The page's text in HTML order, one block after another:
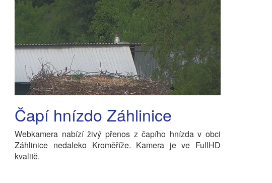
Čapí hnízdo Záhlinice
Webkamera nabízí živý přenos z čapího hnízda v obci
Záhlinice nedaleko Kroměříže. Kamera je ve FullHD
kvalitě.